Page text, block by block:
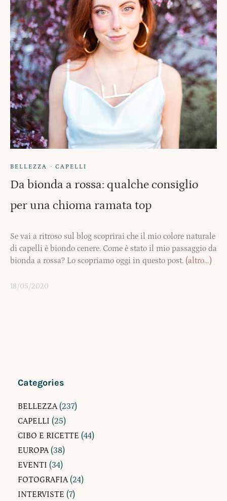
BELLEZZA · CAPELLI
Da bionda a rossa: qualche consiglio
per una chioma ramata top
Se vai a ritroso sul blog scoprirai che il mio colore naturale
di capelli è biondo cenere. Come è stato il mio passaggio da
bionda a rossa? Lo scopriamo oggi in questo post. (altro…)
18/05/2020
Categories
BELLEZZA(237)
CAPELLI (25)
CIBO E RICETTE (44)
EUROPA(38)
EVENTI (34)
FOTOGRAFIA(24)
INTERVISTE (7)